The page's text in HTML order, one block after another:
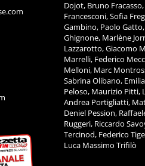
Dojot, Bruno
Francesconi, Sofia
Gambino, Paolo
Ghignone, Marlène
Lazzarotto, Giacomo
Marrelli, Federico
Melloni, Marc
Sabrina Olibano,
Peloso, Maurizio Pitti,
Andrea Portigliatti,
Deniel Pession,
Ruggeri, Riccardo
Tercinod, Federico
Luca Massimo Trifilò